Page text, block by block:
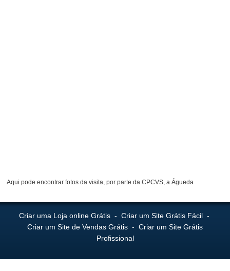
Aqui pode encontrar fotos da visita, por parte da CPCVS, a Águeda
Criar uma Loja online Grátis- Criar um Site Grátis Fácil-
Criar um Site de Vendas Grátis - Criar um Site Grátis
Profissional